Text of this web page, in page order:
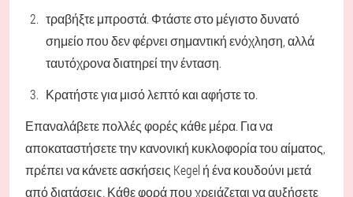
τραβήξτε μπροστά. Φτάστε στο μέγιστο δυνατό
σημείο που δεν φέρνει σημαντική ενόχληση, αλλά
ταυτόχρονα διατηρεί την ένταση.
Κρατήστε για μισό λεπτό και αφήστε το.
Επαναλάβετε πολλές φορές κάθε μέρα. Για να
αποκαταστήσετε την κανονική κυκλοφορία του αίματος,
πρέπει να κάνετε ασκήσεις Kegel ή ένα κουδούνι μετά
από διατάσεις. Κάθε φορά που χρειάζεται να αυξήσετε